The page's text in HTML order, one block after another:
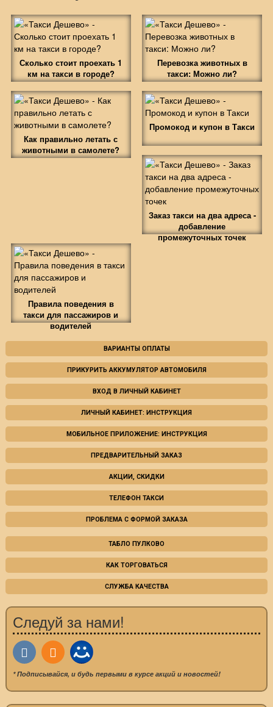
Сколько стоит проехать 1
км на такси в городе?
Перевозка животных в
такси: Можно ли?
Как правильно летать с
животными в самолете?
Промокод и купон в Такси
Заказ такси на два адреса -
добавление
промежуточных точек
Правила поведения в
такси для пассажиров и
водителей
ВАРИАНТЫ ОПЛАТЫ
ПРИКУРИТЬ АККУМУЛЯТОР АВТОМОБИЛЯ
ВХОД В ЛИЧНЫЙ КАБИНЕТ
ЛИЧНЫЙ КАБИНЕТ: ИНСТРУКЦИЯ
МОБИЛЬНОЕ ПРИЛОЖЕНИЕ: ИНСТРУКЦИЯ
ПРЕДВАРИТЕЛЬНЫЙ ЗАКАЗ
АКЦИИ, СКИДКИ
ТЕЛЕФОН ТАКСИ
ПРОБЛЕМА С ФОРМОЙ ЗАКАЗА
ТАБЛО ПУЛКОВО
КАК ТОРГОВАТЬСЯ
СЛУЖБА КАЧЕСТВА
Следуй за нами!
* Подписывайся, и будь первыми в курсе акций и новостей!